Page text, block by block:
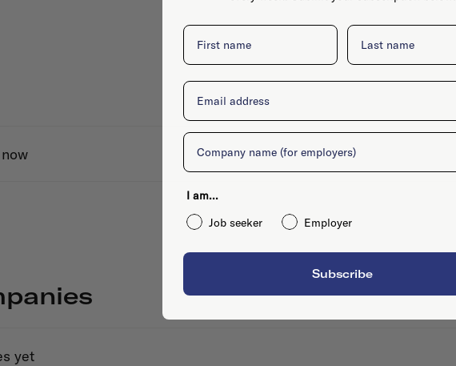
yet
First name Last name
Email
Company
I am...
Job seeker
Employer
Subscribe